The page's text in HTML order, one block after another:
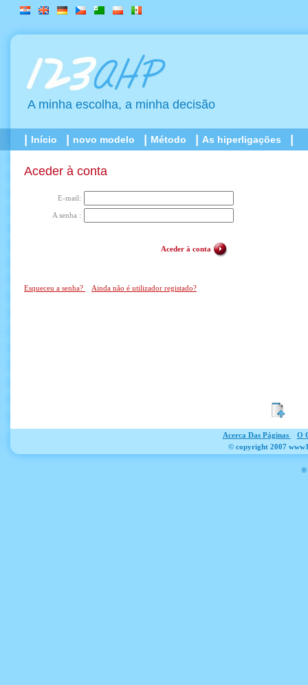
A minha escolha, a minha decisão
Início novo modelo Método As hiperligações
Aceder à conta
E-mail:
A senha :
Aceder à conta
Esqueceu a senha? Ainda não é utilizador registado?
Acerca Das Páginas
O
© copyright 2007
®